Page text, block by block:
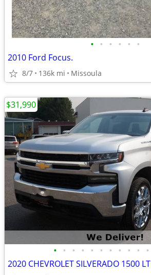
• • • • • •
2010 Ford Focus.
8/7 136k mi Missoula
• • • • • • • • • • •
2020 CHEVROLET SILVERADO 1500 LT
$31,990